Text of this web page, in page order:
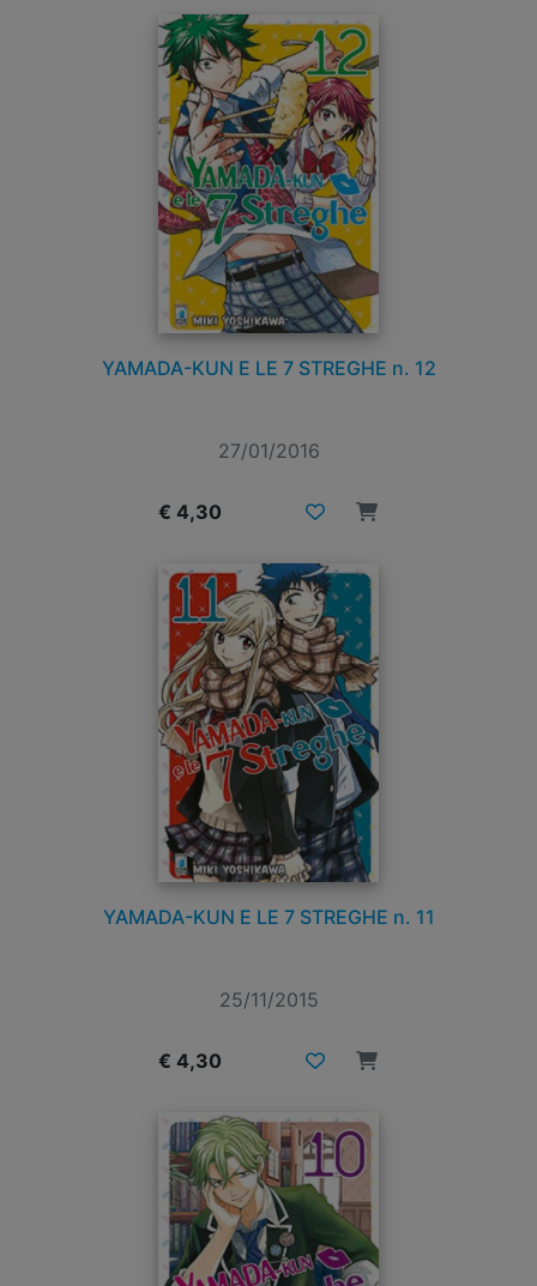
YAMADA-KUN E LE 7 STREGHE n. 12
27/01/2016
€ 4,30
YAMADA-KUN E LE 7 STREGHE n. 11
25/11/2015
€ 4,30